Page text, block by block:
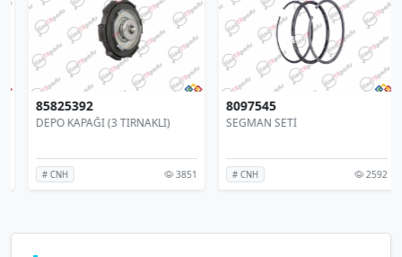
85825392
DEPO KAPAĞI (3 TIRNAKLI)
# CNH 3851
8097545
SEGMAN SETİ
# CNH 2592